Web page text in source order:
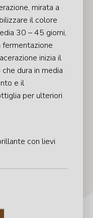
mirata a
il colore
30 – 45 giorni,
fermentazione
inizia il
dura in media
e il
per ulteriori
con lievi